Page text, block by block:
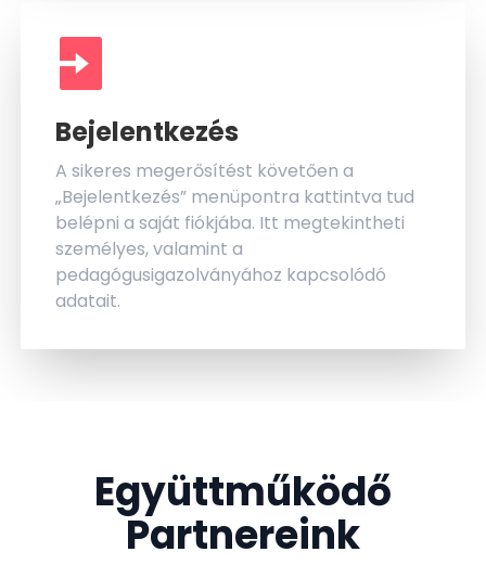
Bejelentkezés
A sikeres megerősítést követően a
„Bejelentkezés” menüpontra kattintva tud
belépni a saját fiókjába. Itt megtekintheti
személyes, valamint a
pedagógusigazolványához kapcsolódó
adatait.
Együttműködő
Partnereink